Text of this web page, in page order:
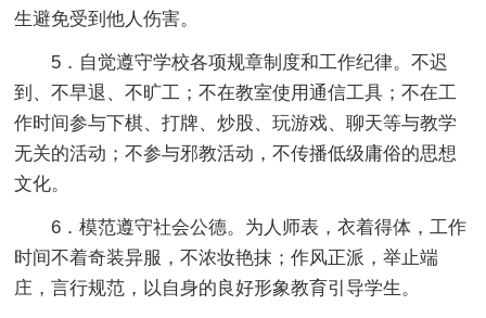
生避免受到他人伤害。
5．自觉遵守学校各项规章制度和工作纪律。不迟
到、不早退、不旷工；不在教室使用通信工具；不在工
作时间参与下棋、打牌、炒股、玩游戏、聊天等与教学
无关的活动；不参与邪教活动，不传播低级庸俗的思想
文化。
6．模范遵守社会公德。为人师表，衣着得体，工作
时间不着奇装异服，不浓妆艳抹；作风正派，举止端
庄，言行规范，以自身的良好形象教育引导学生。